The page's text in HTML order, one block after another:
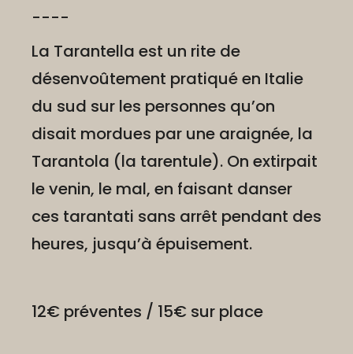
----
La Tarantella est un rite de
désenvoûtement pratiqué en Italie
du sud sur les personnes qu’on
disait mordues par une araignée, la
Tarantola (la tarentule). On extirpait
le venin, le mal, en faisant danser
ces tarantati sans arrêt pendant des
heures, jusqu’à épuisement.
12€ préventes / 15€ sur place